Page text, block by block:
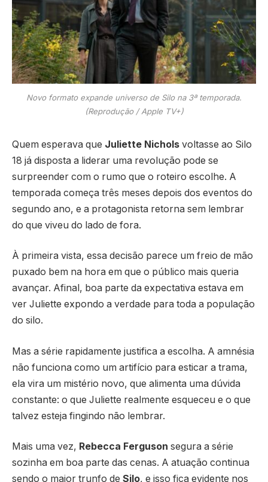
Novo formato expande universo de Silo na 3ª temporada.
(Reprodução / Apple TV+)
Quem esperava que Juliette Nichols voltasse ao Silo
18 já disposta a liderar uma revolução pode se
surpreender com o rumo que o roteiro escolhe. A
temporada começa três meses depois dos eventos do
segundo ano, e a protagonista retorna sem lembrar
do que viveu do lado de fora.
À primeira vista, essa decisão parece um freio de mão
puxado bem na hora em que o público mais queria
avançar. Afinal, boa parte da expectativa estava em
ver Juliette expondo a verdade para toda a população
do silo.
Mas a série rapidamente justifica a escolha. A amnésia
não funciona como um artifício para esticar a trama,
ela vira um mistério novo, que alimenta uma dúvida
constante: o que Juliette realmente esqueceu e o que
talvez esteja fingindo não lembrar.
Mais uma vez, Rebecca Ferguson segura a série
sozinha em boa parte das cenas. A atuação continua
sendo o maior trunfo de Silo, e isso fica evidente nos